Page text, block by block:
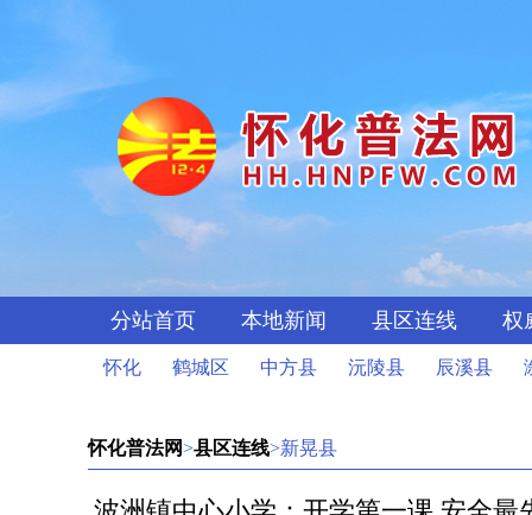
分站首页 本地新闻 县区连线 权
怀化 鹤城区 中方县 沅陵县 辰溪县
怀化普法网>县区连线>新晃县